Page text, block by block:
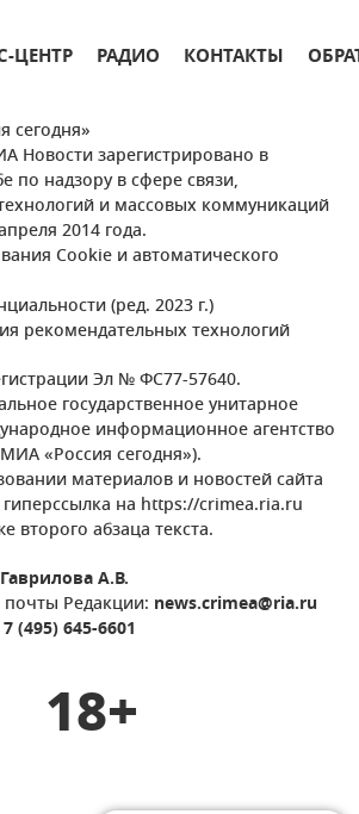
ЦЕНТР РАДИО КОНТАКТЫ
сегодня»
Новости зарегистрировано в
по надзору в сфере связи,
и массовых коммуникаций
2014 года.
Cookie и автоматического
(ред. 2023 г.)
рекомендательных технологий
Эл № ФС77-57640.
государственное унитарное
информационное агентство
«Россия сегодня»).
материалов и новостей сайта
на https://crimea.ria.ru
второго абзаца текста.
Гаврилова А.В.
Редакции: news.crimea@ria.ru
7 (495) 645-6601
18+